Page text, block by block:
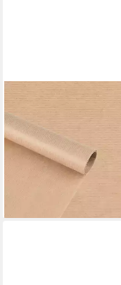
MADDMA
Geschenkpapier 1 Rolle
Geschenkpapier gestreift
Dekopapier
Verpackungspapier, natur